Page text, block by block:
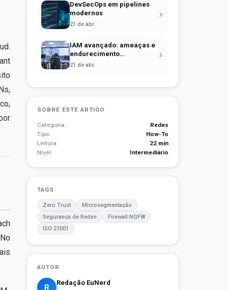
DevSecOps em pipelines
modernos
21 de abr.
IAM avançado: ameaças e
endurecimento
operacional
21 de abr.
SOBRE ESTE ARTIGO
Categoria
Redes
Tipo
How-To
Leitura
22 min
Nível
Intermediário
TAGS
Zero Trust
Microsegmentação
Segurança de Redes
Firewall NGFW
ISO 27001
AUTOR
R
Redação EuNerd